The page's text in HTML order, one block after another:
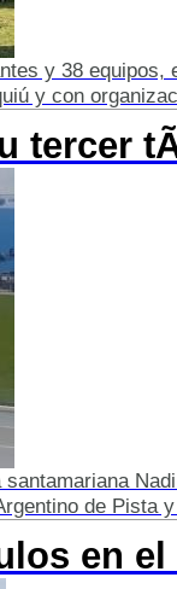
y 38 equipos,
y con
tercer
de Pista
en el